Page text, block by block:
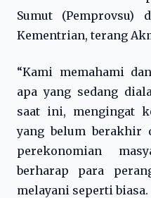
Sumut (Pemprovsu)
Kementrian, terang
“Kami memahami
apa yang sedang
saat ini, mengingat
yang belum berakhir
perekonomian
berharap para
melayani seperti biasa.